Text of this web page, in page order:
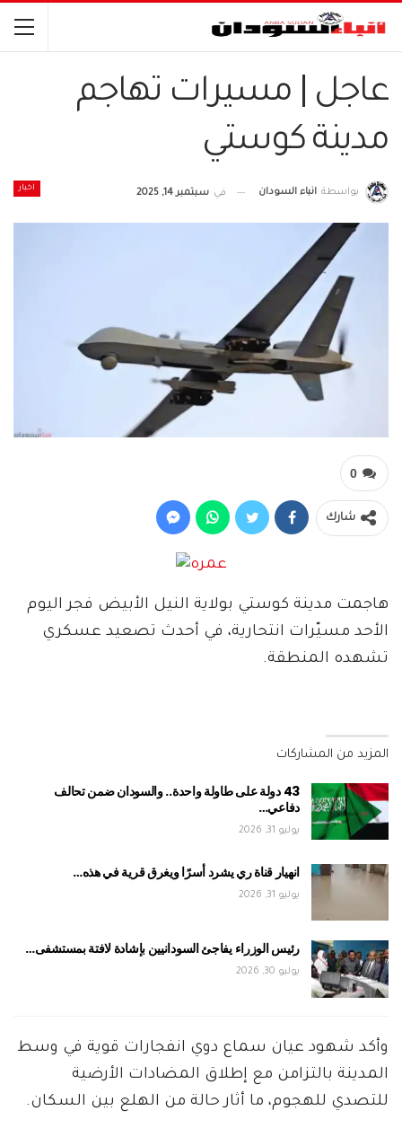
عاجل | مسيرات تهاجم
مدينة كوستي
اخبار بواسطة انباء السودان في سبتمبر 14, 2025
0
شارك
هاجمت مدينة كوستي بولاية النيل الأبيض فجر اليوم
الأحد مسيّرات انتحارية، في أحدث تصعيد عسكري
تشهده المنطقة.
المزيد من المشاركات
43 دولة على طاولة واحدة.. والسودان ضمن تحالف
دفاعي…
يوليو 31, 2026
انهيار قناة ري يشرد أسرًا ويغرق قرية في هذه…
يوليو 31, 2026
رئيس الوزراء يفاجئ السودانيين بإشادة لافتة بمستشفى…
يوليو 30, 2026
وأكد شهود عيان سماع دوي انفجارات قوية في وسط
المدينة بالتزامن مع إطلاق المضادات الأرضية
للتصدي للهجوم، ما أثار حالة من الهلع بين السكان.